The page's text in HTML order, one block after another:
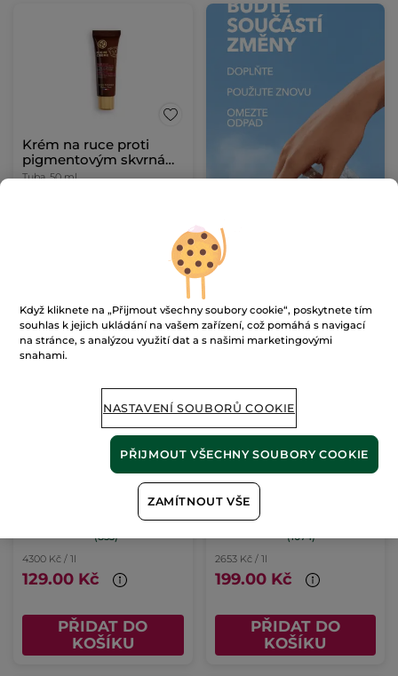
Krém na ruce proti
pigmentovým skvrnám
SPF 30
Tuba 50 ml
KOŠÍKU
Krém na ruce Monoï
(853)
4300 Kč / 1l
129.00 Kč
PŘIDAT DO
KOŠÍKU
Vyživující krém na ruce
(1074)
2653 Kč / 1l
199.00 Kč
PŘIDAT DO
KOŠÍKU
Když kliknete na „Přijmout všechny soubory cookie“, poskytnete tím
souhlas k jejich ukládání na vašem zařízení, což pomáhá s navigací
na stránce, s analýzou využití dat a s našimi marketingovými
snahami.
NASTAVENÍ SOUBORŮ COOKIE
ZAMÍTNOUT VŠE
PŘIJMOUT VŠECHNY SOUBORY COOKIE